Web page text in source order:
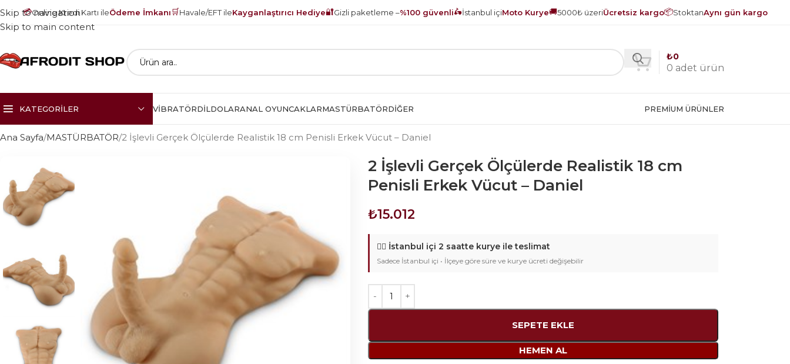
💳Online Kredi Kartı ileÖdeme İmkanı🛒Havale/EFT ileKayganlaştırıcı Hediye🔐Gizli paketleme –%100 güvenli🛵İstanbul içiMoto Kurye🚚5000₺ üzeriÜcretsiz kargo📦StoktanAynı gün kargo
Skip to navigation
Skip to main content
0 adet ürün
₺0
KATEGORILER VIBRATÖRDILDOLARANAL OYUNCAKLARMASTÜRBATÖRDIĞER PREMIUM ÜRÜNLER
Ana Sayfa MASTÜRBATÖR 2 İşlevli Gerçek Ölçülerde Realistik 18 cm Penisli Erkek Vücut – Daniel
2 İşlevli Gerçek Ölçülerde Realistik 18 cm
Penisli Erkek Vücut – Daniel
₺15.012
🚴‍♂️ İstanbul içi 2 saatte kurye ile teslimat
Sadece İstanbul içi • İlçeye göre süre ve kurye ücreti değişebilir
SEPETE EKLE
HEMEN AL